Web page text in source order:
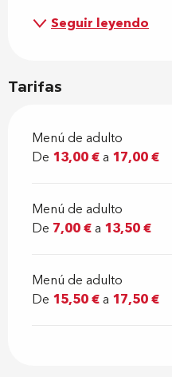
Seguir leyendo
Tarifas
Menú de adulto
De 13,00 €a 17,00 €
Menú de adulto
De 7,00 €a 13,50 €
Menú de adulto
De 15,50 €a 17,50 €